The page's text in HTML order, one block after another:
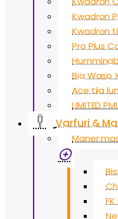
Kwadron
Kwadron
Pro Plus
Big Wasp
Ace tija
LIMITED
Varfuri &
Maner